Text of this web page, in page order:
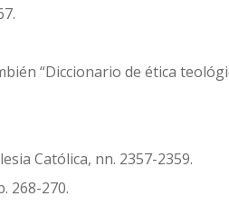
“Diccionario de ética
Católica, nn. 2357-2359.
268-270.